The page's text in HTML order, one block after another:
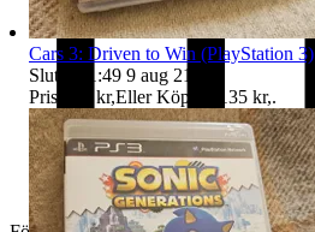
Cars 3: Driven to Win (PlayStation 3)
Sluttid
21:49 9 aug 21:49
Pris:
128 kr,Eller Köp nu 135 kr,.